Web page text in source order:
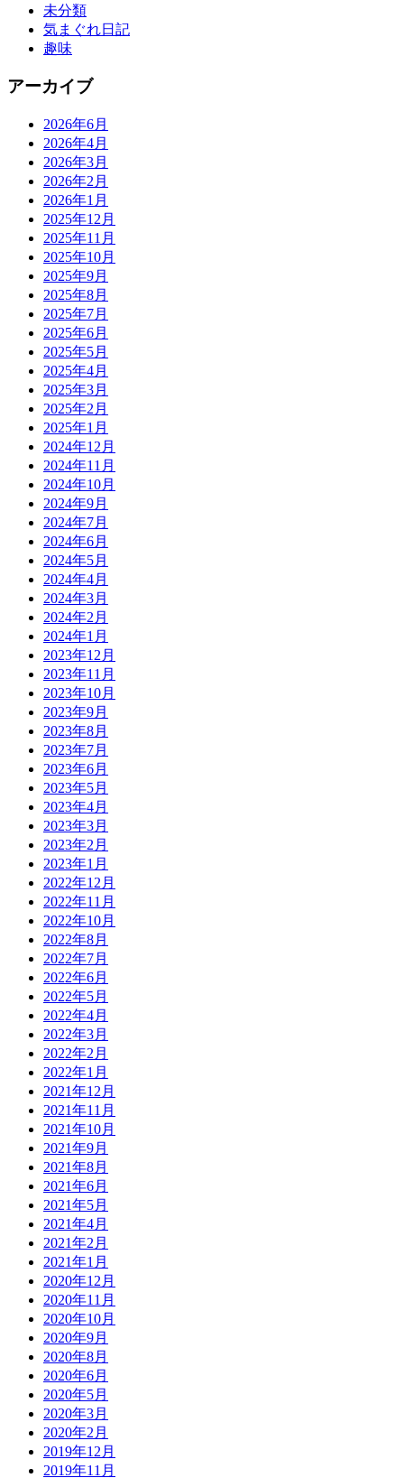
未分類
気まぐれ日記
趣味
アーカイブ
2026年6月
2026年4月
2026年3月
2026年2月
2026年1月
2025年12月
2025年11月
2025年10月
2025年9月
2025年8月
2025年7月
2025年6月
2025年5月
2025年4月
2025年3月
2025年2月
2025年1月
2024年12月
2024年11月
2024年10月
2024年9月
2024年7月
2024年6月
2024年5月
2024年4月
2024年3月
2024年2月
2024年1月
2023年12月
2023年11月
2023年10月
2023年9月
2023年8月
2023年7月
2023年6月
2023年5月
2023年4月
2023年3月
2023年2月
2023年1月
2022年12月
2022年11月
2022年10月
2022年8月
2022年7月
2022年6月
2022年5月
2022年4月
2022年3月
2022年2月
2022年1月
2021年12月
2021年11月
2021年10月
2021年9月
2021年8月
2021年6月
2021年5月
2021年4月
2021年2月
2021年1月
2020年12月
2020年11月
2020年10月
2020年9月
2020年8月
2020年6月
2020年5月
2020年3月
2020年2月
2019年12月
2019年11月